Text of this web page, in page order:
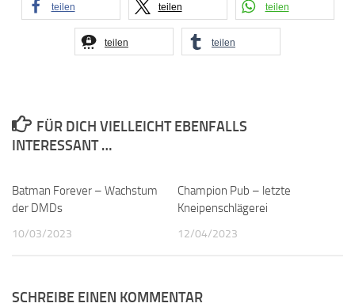
teilen teilen teilen
teilen teilen
FÜR DICH VIELLEICHT EBENFALLS
INTERESSANT …
Batman Forever – Wachstum
der DMDs
10/03/2023
Champion Pub – letzte
Kneipenschlägerei
12/04/2023
SCHREIBE EINEN KOMMENTAR